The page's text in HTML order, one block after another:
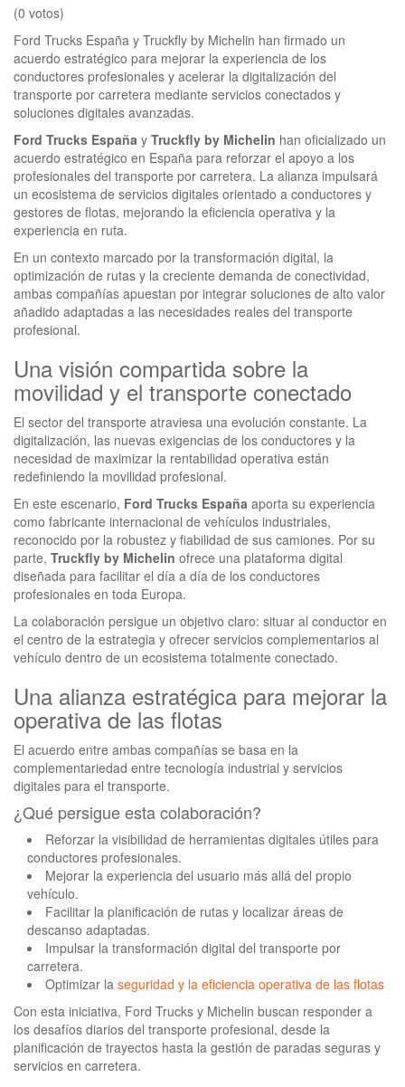
(0 votos)
Ford Trucks España y Truckfly by Michelin han firmado un
acuerdo estratégico para mejorar la experiencia de los
conductores profesionales y acelerar la digitalización del
transporte por carretera mediante servicios conectados y
soluciones digitales avanzadas.
Ford Trucks España y Truckfly by Michelin han oficializado un
acuerdo estratégico en España para reforzar el apoyo a los
profesionales del transporte por carretera. La alianza impulsará
un ecosistema de servicios digitales orientado a conductores y
gestores de flotas, mejorando la eficiencia operativa y la
experiencia en ruta.
En un contexto marcado por la transformación digital, la
optimización de rutas y la creciente demanda de conectividad,
ambas compañías apuestan por integrar soluciones de alto valor
añadido adaptadas a las necesidades reales del transporte
profesional.
Una visión compartida sobre la
movilidad y el transporte conectado
El sector del transporte atraviesa una evolución constante. La
digitalización, las nuevas exigencias de los conductores y la
necesidad de maximizar la rentabilidad operativa están
redefiniendo la movilidad profesional.
En este escenario, Ford Trucks España aporta su experiencia
como fabricante internacional de vehículos industriales,
reconocido por la robustez y fiabilidad de sus camiones. Por su
parte, Truckfly by Michelin ofrece una plataforma digital
diseñada para facilitar el día a día de los conductores
profesionales en toda Europa.
La colaboración persigue un objetivo claro: situar al conductor en
el centro de la estrategia y ofrecer servicios complementarios al
vehículo dentro de un ecosistema totalmente conectado.
Una alianza estratégica para mejorar la
operativa de las flotas
El acuerdo entre ambas compañías se basa en la
complementariedad entre tecnología industrial y servicios
digitales para el transporte.
¿Qué persigue esta colaboración?
Reforzar la visibilidad de herramientas digitales útiles para
conductores profesionales.
Mejorar la experiencia del usuario más allá del propio
vehículo.
Facilitar la planificación de rutas y localizar áreas de
descanso adaptadas.
Impulsar la transformación digital del transporte por
carretera.
Optimizar la seguridad y la eficiencia operativa de las flotas
Con esta iniciativa, Ford Trucks y Michelin buscan responder a
los desafíos diarios del transporte profesional, desde la
planificación de trayectos hasta la gestión de paradas seguras y
servicios en carretera.